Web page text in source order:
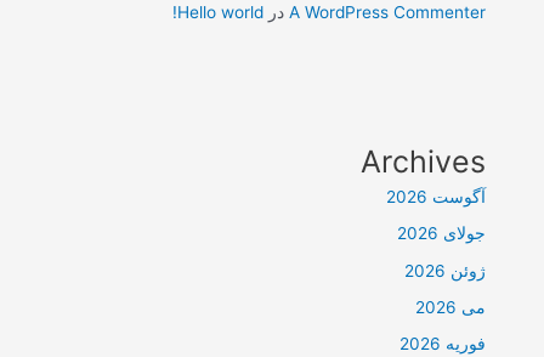
A WordPress Commenter درHello world!
Archives
آگوست 2026
جولای 2026
ژوئن 2026
می 2026
فوریه 2026